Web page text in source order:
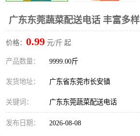
广东东莞蔬菜配送电话 丰富多样
价格： 0.99 元/斤 起
产品数量： 9999.00斤
发货地址： 广东省东莞市长安镇
关键词： 广东东莞蔬菜配送电话
发布日期： 2026-08-08